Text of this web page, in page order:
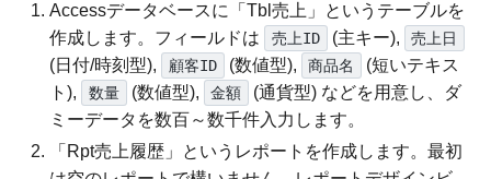
Accessデータベースに「Tbl売上」というテーブルを
作成します。フィールドは
売上ID (主キー), 売上日
(日付/時刻型), 顧客ID (数値型), 商品名
(短いテキス
ト),
数量 (数値型), 金額
(通貨型) などを用意し、ダ
ミーデータを数百～数千件入力します。
「Rpt売上履歴」というレポートを作成します。最初